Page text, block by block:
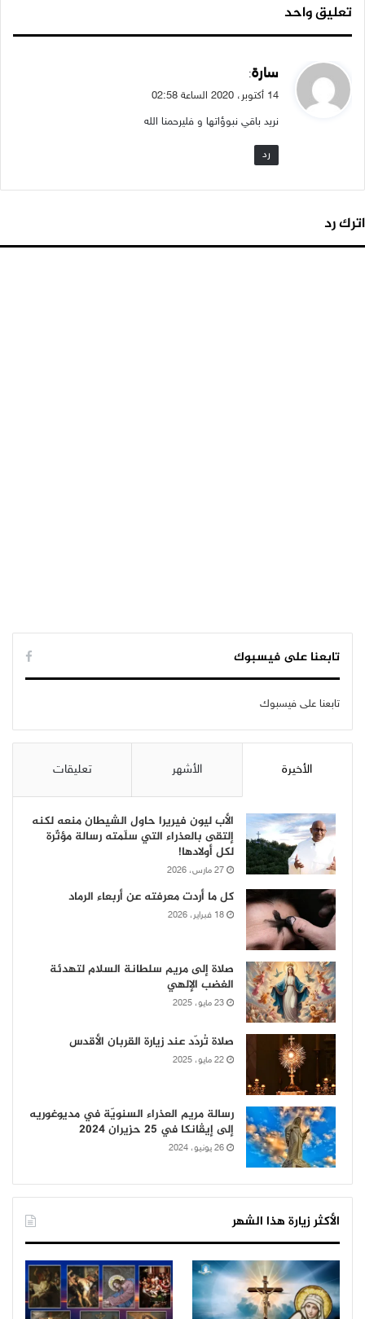
تعليق واحد
ي
ق
ل
سارة:
14 أكتوبر، 2020 الساعة 02:58
نريد باقي نبوؤاتها و فليرحمنا الله
رد
اترك رد
تابعنا على فيسبوك
تابعنا على فيسبوك
الأخيرة الأشهر تعليقات
الأب ليون فيريرا حاول الشيطان منعه لكنه
إلتقى بالعذراء التي سلّمته رسالة مؤثّرة
لكل أولادها!
27 مارس، 2026
كل ما أردت معرفته عن أربعاء الرماد
18 فبراير، 2026
صلاة إلى مريم سلطانة السلام لتهدئة
الغضب الإلهي
23 مايو، 2025
صلاة تُردّد عند زيارة القربان الأقدس
22 مايو، 2025
رسالة مريم العذراء السنويّة في مديوغوريه
إلى إيڤانكا في 25 حزيران 2024
26 يونيو، 2024
الأكثر زيارة هذا الشهر